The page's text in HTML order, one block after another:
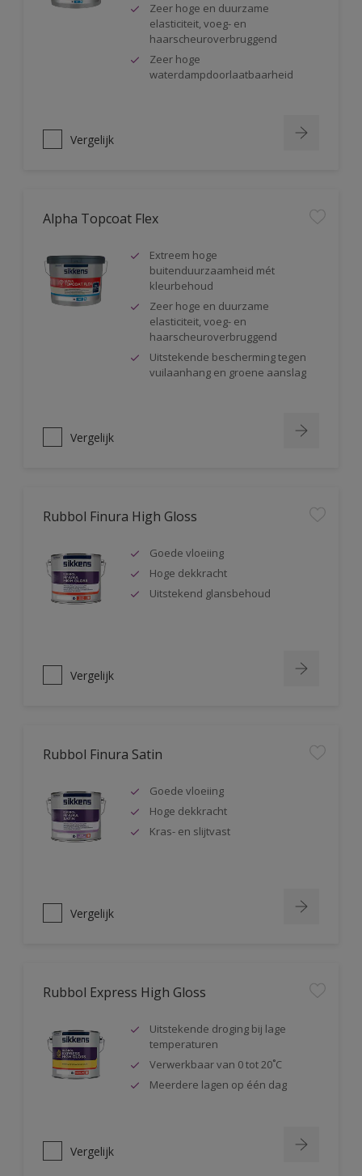
Zeer hoge en duurzame
elasticiteit, voeg- en
haarscheuroverbruggend
Zeer hoge
waterdampdoorlaatbaarheid
Vergelijk
Alpha Topcoat Flex
Extreem hoge
buitenduurzaamheid mét
kleurbehoud
Zeer hoge en duurzame
elasticiteit, voeg- en
haarscheuroverbruggend
Uitstekende bescherming tegen
vuilaanhang en groene aanslag
Vergelijk
Rubbol Finura High Gloss
Goede vloeiing
Hoge dekkracht
Uitstekend glansbehoud
Vergelijk
Rubbol Finura Satin
Goede vloeiing
Hoge dekkracht
Kras- en slijtvast
Vergelijk
Rubbol Express High Gloss
Uitstekende droging bij lage
temperaturen
Verwerkbaar van 0 tot 20˚C
Meerdere lagen op één dag
Vergelijk